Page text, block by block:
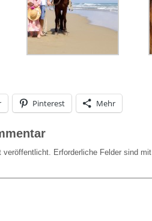
Pinterest Mehr
veröffentlicht. Erforderliche Felder sind mit